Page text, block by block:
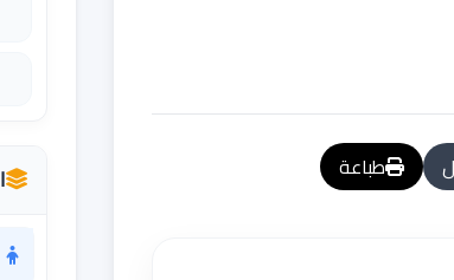
طباعة